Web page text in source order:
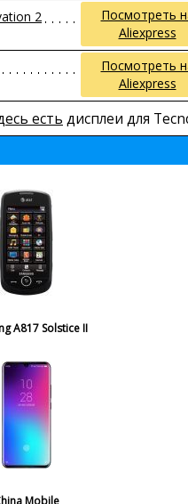
2
Посмотреть
Aliexpress
Посмотреть
Aliexpress
есть дисплеи для
A817 Solstice II
Mobile